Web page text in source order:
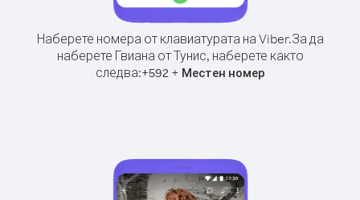
Наберете номера от клавиатурата на Viber.За да
наберете Гвиана от Тунис, наберете както
следва:+592+ Местен номер